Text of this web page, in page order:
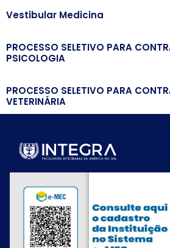
Vestibular Medicina
PROCESSO SELETIVO PARA
PSICOLOGIA
PROCESSO SELETIVO PARA
VETERINÁRIA